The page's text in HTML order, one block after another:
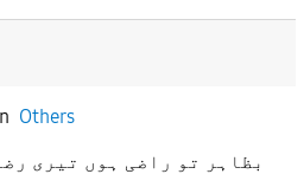
Others
بظاہر تو راضی ہوں تیری